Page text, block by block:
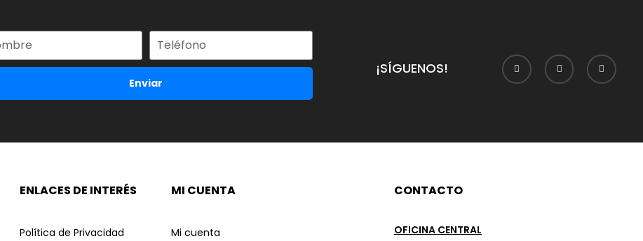
Enviar
¡SÍGUENOS!
ENLACES DE INTERÉS
Política de Privacidad
MI CUENTA
Mi cuenta
CONTACTO
OFICINA CENTRAL